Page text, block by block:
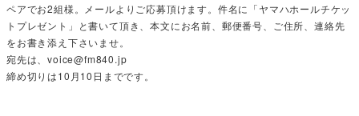
ペアでお2組様。メールよりご応募頂けます。件名に「ヤマハホールチケッ
トプレゼント」と書いて頂き、本文にお名前、郵便番号、ご住所、連絡先
をお書き添え下さいませ。
宛先は、voice@fm840.jp
締め切りは10月10日までです。